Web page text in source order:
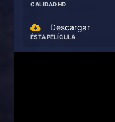
CALIDAD HD
Descargar
ÉSTA PELÍCULA